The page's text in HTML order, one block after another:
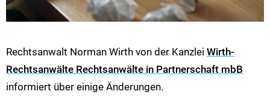
Rechtsanwalt Norman Wirth von der Kanzlei Wirth-
Rechtsanwälte Rechtsanwälte in Partnerschaft mbB
informiert über einige Änderungen.